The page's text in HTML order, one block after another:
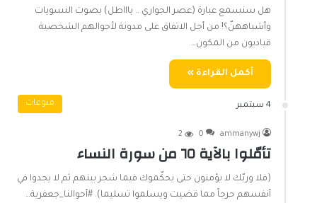
هل سنسمع عبارة (عصر الجواري .. باااطل) بصوت النسويات
وأشباههنّ؟! من أجل الاتفاق على مدونة لأحوالهم الشخصية
قياديون من المكون…
أكمل القراءة »
4 سبتمبر منوعات
ammanywj
0
2
تأمّلوا بالآية ٦٥ من سورة النساء
(فلا وربّك لا يؤمنون حتى يحكّموك فيما شجر بينهم ثم لا يجدوا في
أنفسهم حرجاً مما قضيت ويسلموا تسليما). #أحوالنا_جعفرية…